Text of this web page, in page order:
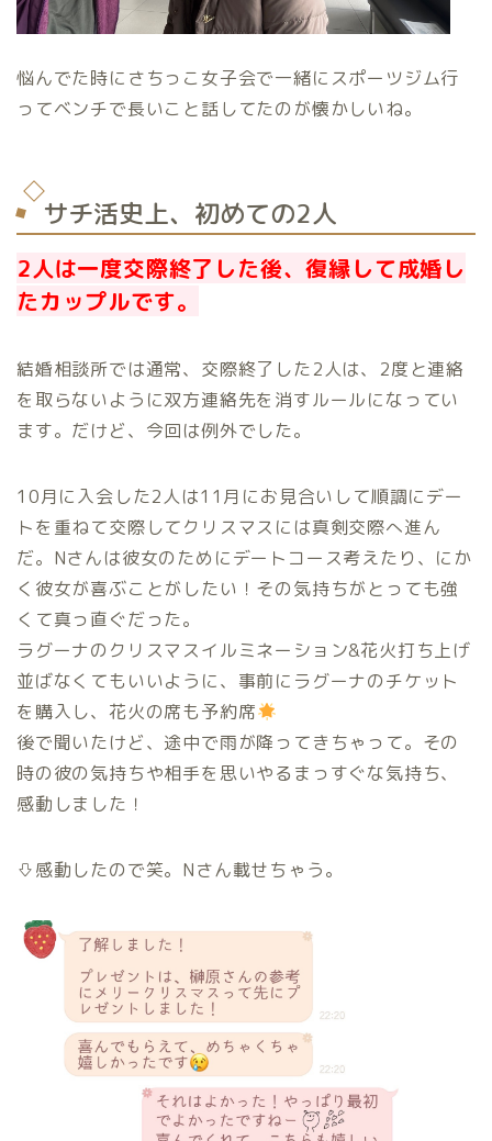
悩んでた時にさちっこ女子会で一緒にスポーツジム行
ってベンチで長いこと話してたのが懐かしいね。
サチ活史上、初めての2人
2人は一度交際終了した後、復縁して成婚し
たカップルです。
結婚相談所では通常、交際終了した2人は、2度と連絡
を取らないように双方連絡先を消すルールになってい
ます。だけど、今回は例外でした。
10月に入会した2人は11月にお見合いして順調にデー
トを重ねて交際してクリスマスには真剣交際へ進ん
だ。Nさんは彼女のためにデートコース考えたり、にか
く彼女が喜ぶことがしたい！その気持ちがとっても強
くて真っ直ぐだった。
ラグーナのクリスマスイルミネーション&花火打ち上げ
並ばなくてもいいように、事前にラグーナのチケット
を購入し、花火の席も予約席
後で聞いたけど、途中で雨が降ってきちゃって。その
時の彼の気持ちや相手を思いやるまっすぐな気持ち、
感動しました！
⇩感動したので笑。Nさん載せちゃう。